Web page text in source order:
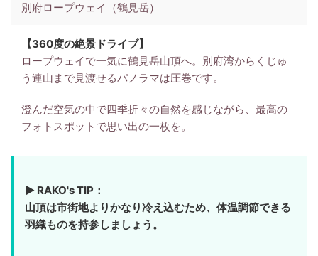
別府ロープウェイ（鶴見岳）
【360度の絶景ドライブ】
ロープウェイで一気に鶴見岳山頂へ。別府湾からくじゅ
う連山まで見渡せるパノラマは圧巻です。
澄んだ空気の中で四季折々の自然を感じながら、最高の
フォトスポットで思い出の一枚を。
▶ RAKO's TIP：
山頂は市街地よりかなり冷え込むため、体温調節できる
羽織ものを持参しましょう。